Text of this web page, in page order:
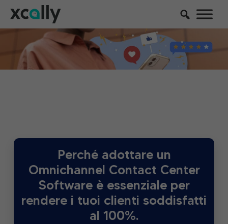
Perché adottare un
Omnichannel Contact Center
Software è essenziale per
rendere i tuoi clienti soddisfatti
al 100%.